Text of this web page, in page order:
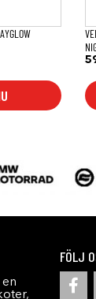
FÖLJ